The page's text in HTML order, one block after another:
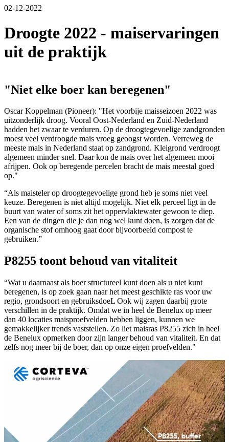
02-12-2022
Droogte 2022 - maiservaringen
uit de praktijk
"Niet elke boer kan beregenen"
Oscar Koppelman (Pioneer): "Het voorbije maisseizoen 2022 was
uitzonderlijk droog. Vooral Oost-Nederland en Zuid-Nederland
hadden het zwaar te verduren. Op de droogtegevoelige zandgronden
moest veel verdroogde mais vroeg geoogst worden. Verreweg de
meeste mais in Nederland staat op zandgrond. Kleigrond verdroogt
algemeen minder snel. Daar kon de mais over het algemeen mooi
afrijpen. Ook op beregende percelen bracht de mais meestal goed
op."
“Als maisteler op droogtegevoelige grond heb je soms niet veel
keuze. Beregenen is niet altijd mogelijk. Niet elk perceel ligt in de
buurt van water of soms zit het oppervlaktewater gewoon te diep.
Een van de dingen die je dan nog wel kunt doen, is zorgen dat de
organische stof omhoog gaat door bijvoorbeeld compost te
gebruiken.”
P8255 toont behoud van vitaliteit
“Wat u daarnaast als boer structureel kunt doen als u niet kunt
beregenen, is op zoek gaan naar het meest geschikte ras voor uw
regio, grondsoort en gebruiksdoeL Ook wij zagen daarbij grote
verschillen in de praktijk. Omdat we in heel de Benelux op meer
dan 40 locaties maisproefvelden hebben liggen, kunnen we
gemakkelijker trends vaststellen. Zo liet maisras P8255 zich in heel
de Benelux opmerken door zijn langer behoud van vitaliteit. En dat
zelfs nog meer bij de boer, dan op onze eigen proefvelden."